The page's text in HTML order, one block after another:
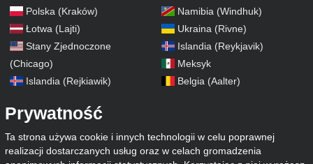
Polska (Kraków)
Łotwa (Lajti)
Stany Zjednoczone
(Chicago)
Islandia (Rejkiawik)
Namibia (Windhuk)
Ukraina (Rivne)
Islandia (Reykjavik)
Meksyk
Belgia (Aalter)
Prywatność
Ta strona używa cookie i innych technologii w celu poprawnej
realizacji dostarczanych usług oraz w celach gromadzenia